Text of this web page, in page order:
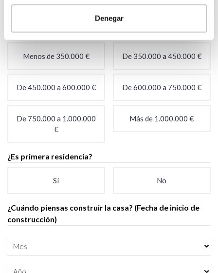
Denegar
terreno
terreno
¿Tienes un presupuesto aproximado? *
Menos de 350.000 € De 350.000 a 450.000 €
De 450.000 a 600.000 € De 600.000 a 750.000 €
De 750.000 a 1.000.000
€
Más de 1.000.000 €
¿Es primera residencia?
Sí No
¿Cuándo piensas construir la casa? (Fecha de inicio de
construcción)
Mes
Año